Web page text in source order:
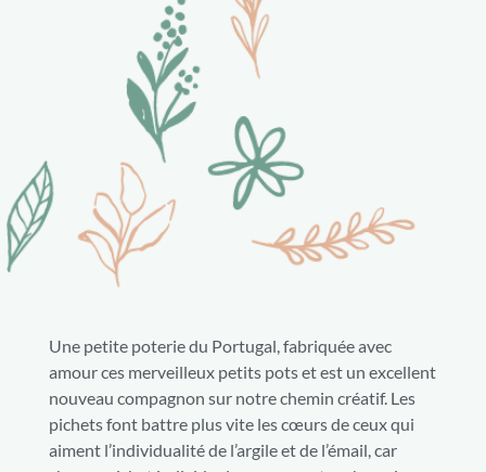
Une petite poterie du Portugal, fabriquée avec
amour ces merveilleux petits pots et est un excellent
nouveau compagnon sur notre chemin créatif. Les
pichets font battre plus vite les cœurs de ceux qui
aiment l’individualité de l’argile et de l’émail, car